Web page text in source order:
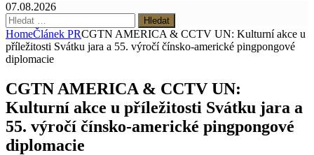
07.08.2026
Vyhledávání
HomeČlánek PRCGTN AMERICA & CCTV UN: Kulturní akce u
příležitosti Svátku jara a 55. výročí čínsko-americké pingpongové
diplomacie
CGTN AMERICA & CCTV UN:
Kulturní akce u příležitosti Svátku jara a
55. výročí čínsko-americké pingpongové
diplomacie